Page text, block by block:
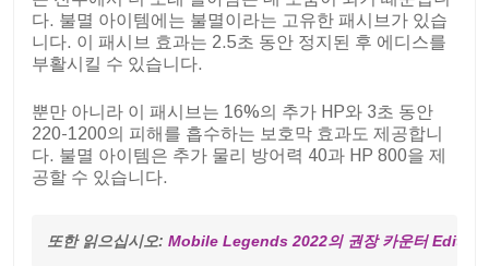
다. 불멸 아이템에는 불멸이라는 고유한 패시브가 있습
니다. 이 패시브 효과는 2.5초 동안 정지된 후 에디스를
부활시킬 수 있습니다.
뿐만 아니라 이 패시브는 16%의 추가 HP와 3초 동안
220-1200의 피해를 흡수하는 보호막 효과도 제공합니
다. 불멸 아이템은 추가 물리 방어력 40과 HP 800을 제
공할 수 있습니다.
또한 읽으십시오: Mobile Legends 2022의 권장 카운터 Edith